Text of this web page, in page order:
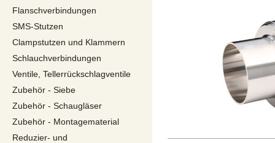
Flanschverbindungen
SMS-Stutzen
Clampstutzen und Klammern
Schlauchverbindungen
Ventile, Tellerrückschlagventile
Zubehör - Siebe
Zubehör - Schaugläser
Zubehör - Montagematerial
Reduzier- und